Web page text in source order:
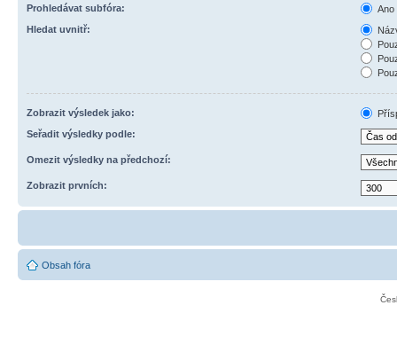
Prohledávat subfóra:
Ano
Hledat uvnitř:
Zobrazit výsledek jako:
Seřadit výsledky podle:
Omezit výsledky na předchozí:
Zobrazit prvních:
Obsah fóra